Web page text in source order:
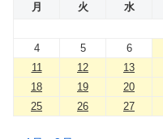
月 火 水
4
5 6
11
12 13
18
19 20
25
26 27